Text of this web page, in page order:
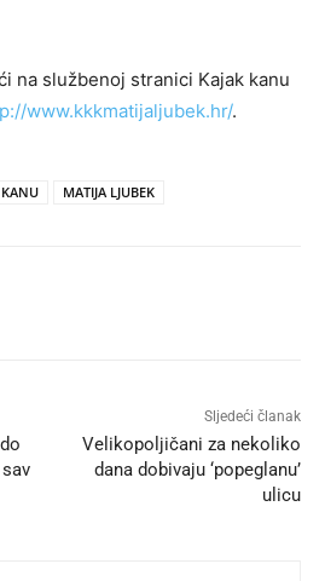
na službenoj stranici Kajak kanu
www.kkkmatijaljubek.hr/.
KANU MATIJA LJUBEK
Sljedeći članak
Velikopoljičani za nekoliko
dana dobivaju ‘popeglanu’
ulicu